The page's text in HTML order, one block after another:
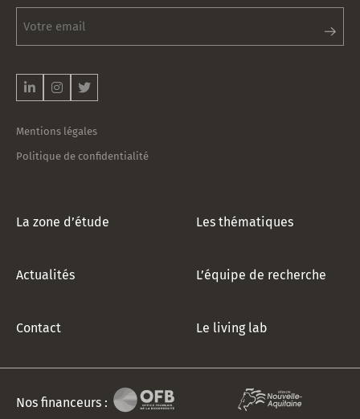
La zone d’étude Les thématiques
Actualités L’équipe de recherche
Contact Le living lab
vous
à
newsletter
Mentions légales
Politique de confidentialité
Nos financeurs :